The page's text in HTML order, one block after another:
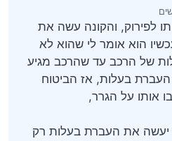
לפירוק, והקונה עשה את
הוא אומר לי שהוא לא
של הרכב עד שהרכב מגיע
העברת בעלות, אז הביטוח
אותו על הגרר,
את העברת בעלות רק